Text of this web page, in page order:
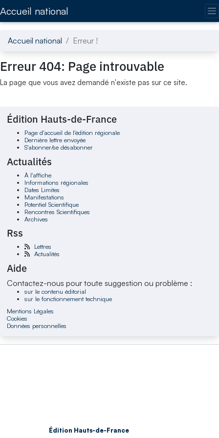
Accueil national
Accueil national Erreur !
Erreur 404: Page introuvable
La page que vous avez demandé n'existe pas sur ce site.
Édition Hauts-de-France
Page d'accueil de l'édition régionale
Dernière lettre envoyée
S'abonner/se désabonner
Actualités
À l'affiche
Informations régionales
Dates Limites
Manifestations
Potentiel Scientifique
Rencontres Scientifiques
Archives
Rss
Lettres
Actualités
Aide
Contactez-nous pour toute suggestion ou problème :
sur le contenu éditorial
sur le fonctionnement technique
Mentions Légales
Cookies
Données personnelles
Édition Hauts-de-France